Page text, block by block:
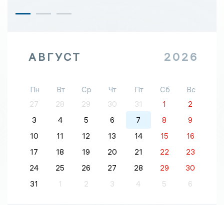
АВГУСТ 2026
Пн Вт Ср Чт Пт Сб
Вс
27
28 29 30 31 1
2
3
4 5 6 7 8
9
10
11 12 13 14 15
16
17
18 19 20 21 22
23
24
25 26 27 28 29
30
31
1 2 3 4 5 6